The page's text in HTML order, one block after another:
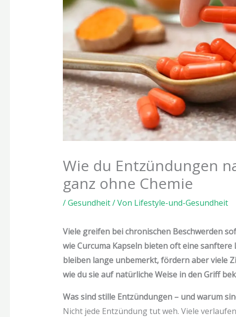
Wie du Entzündungen
ganz ohne Chemie
/Gesundheit/ Von Lifestyle-und-Gesundheit
Viele greifen bei chronischen Beschwerden
wie Curcuma Kapseln bieten oft eine
bleiben lange unbemerkt, fördern aber viele
wie du sie auf natürliche Weise in den Griff
Was sind stille Entzündungen – und warum
Nicht jede Entzündung tut weh. Viele